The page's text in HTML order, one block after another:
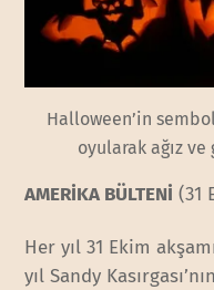
Halloween’in
oyularak ağız
AMERİKA BÜLTENİ (31
Her yıl 31 Ekim
yıl Sandy